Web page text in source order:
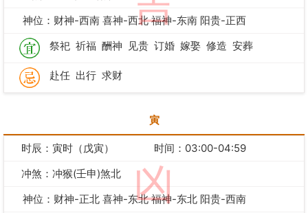
神位：财神-西南 喜神-西北 福神-东南 阳贵-正西
祭祀 祈福 酬神 见贵 订婚 嫁娶 修造 安葬
赴任 出行 求财
寅
凶
时辰：寅时（戊寅）
时间：03:00-04:59
冲煞：冲猴(壬申)煞北
神位：财神-正北 喜神-东北 福神-东北 阳贵-西南